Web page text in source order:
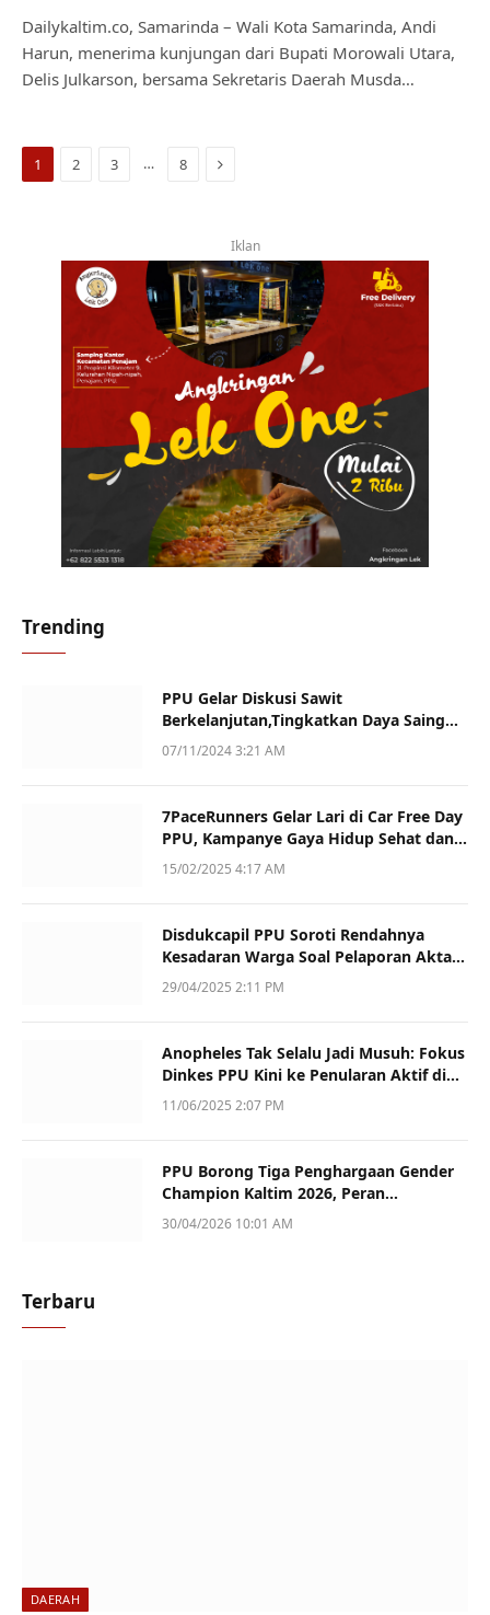
Dailykaltim.co, Samarinda – Wali Kota Samarinda, Andi
Harun, menerima kunjungan dari Bupati Morowali Utara,
Delis Julkarson, bersama Sekretaris Daerah Musda…
1 2 3 … 8 Next
Iklan
Trending
PPU Gelar Diskusi Sawit
Berkelanjutan,Tingkatkan Daya Saing
dan Kualitas
07/11/2024 3:21 AM
7PaceRunners Gelar Lari di Car Free Day
PPU, Kampanye Gaya Hidup Sehat dan
Dukung UMKM
15/02/2025 4:17 AM
Disdukcapil PPU Soroti Rendahnya
Kesadaran Warga Soal Pelaporan Akta
Kematian
29/04/2025 2:11 PM
Anopheles Tak Selalu Jadi Musuh: Fokus
Dinkes PPU Kini ke Penularan Aktif di
Sotek
11/06/2025 2:07 PM
PPU Borong Tiga Penghargaan Gender
Champion Kaltim 2026, Peran
Perempuan Jadi Sorotan
30/04/2026 10:01 AM
Terbaru
DAERAH